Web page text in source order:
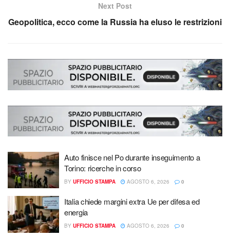
Next Post
Geopolitica, ecco come la Russia ha eluso le restrizioni
Auto finisce nel Po durante inseguimento a
Torino: ricerche in corso
BY UFFICIO STAMPA AGOSTO 6, 2026 0
Italia chiede margini extra Ue per difesa ed
energia
BY UFFICIO STAMPA AGOSTO 6, 2026 0